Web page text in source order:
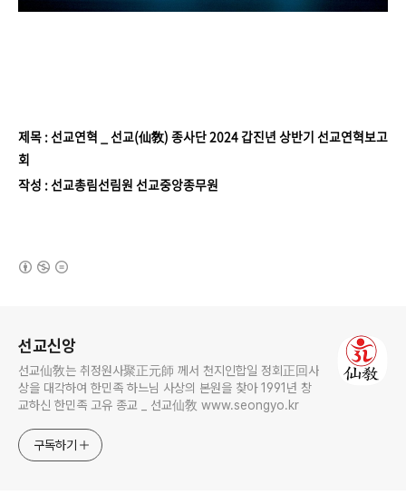
제목 : 선교연혁 _ 선교(仙敎) 종사단 2024 갑진년 상반기 선교연혁보고
회
작성 : 선교총림선림원 선교중앙종무원
선교신앙
선교仙敎는 취정원사聚正元師 께서 천지인합일 정회正回사
상을 대각하여 한민족 하느님 사상의 본원을 찾아 1991년 창
교하신 한민족 고유 종교 _ 선교仙敎 www.seongyo.kr
구독하기